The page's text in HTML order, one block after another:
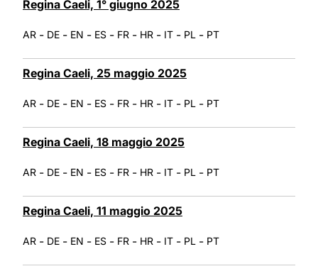
Regina Caeli, 1° giugno 2025
AR - DE - EN - ES - FR - HR - IT - PL - PT
Regina Caeli, 25 maggio 2025
AR - DE - EN - ES - FR - HR - IT - PL - PT
Regina Caeli, 18 maggio 2025
AR - DE - EN - ES - FR - HR - IT - PL - PT
Regina Caeli, 11 maggio 2025
AR - DE - EN - ES - FR - HR - IT - PL - PT